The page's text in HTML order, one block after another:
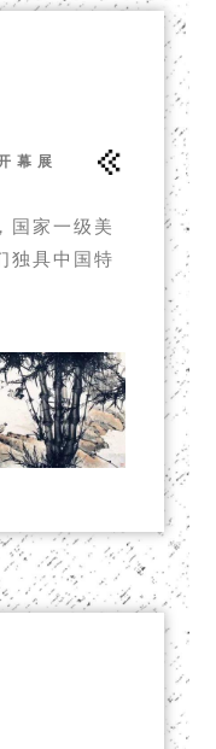
幕展
国家一级美
独具中国特